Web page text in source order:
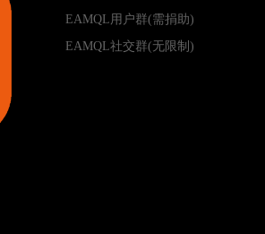
EAMQL用户群(需捐助)
EAMQL社交群(无限制)